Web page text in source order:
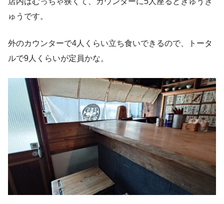
ゅうです。
外のカウンターで4人くらい立ち食いできるので、トータ
ルで9人くらいが定員かな。